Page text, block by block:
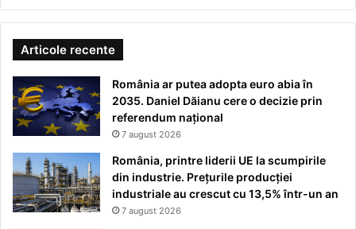
Articole recente
România ar putea adopta euro abia în
2035. Daniel Dăianu cere o decizie prin
referendum național
7 august 2026
România, printre liderii UE la scumpirile
din industrie. Prețurile producției
industriale au crescut cu 13,5% într-un an
7 august 2026